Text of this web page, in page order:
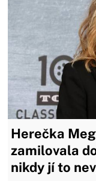
Herečka
zamilovala
nikdy jí to